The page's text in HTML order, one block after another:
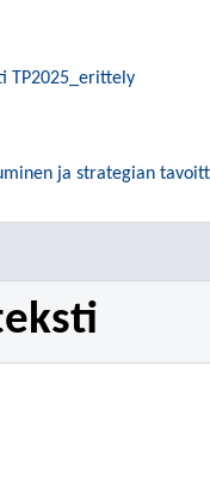
TP2025_erittely
ja strategian